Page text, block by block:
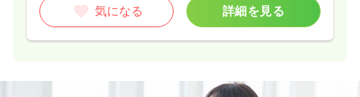
気になる 詳細を見る